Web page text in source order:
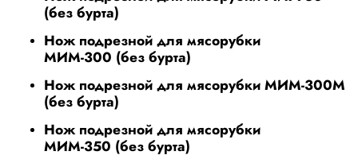
(без бурта)
Нож подрезной для мясорубки
МИМ-300 (без бурта)
Нож подрезной для мясорубки МИМ-300М
(без бурта)
Нож подрезной для мясорубки
МИМ-350 (без бурта)